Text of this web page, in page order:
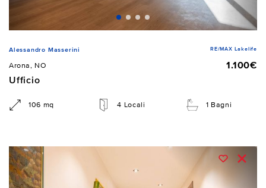
Alessandro Masserini RE/MAX Lakelife
Arona, NO
1.100€
Ufficio
106 mq 4 Locali 1 Bagni